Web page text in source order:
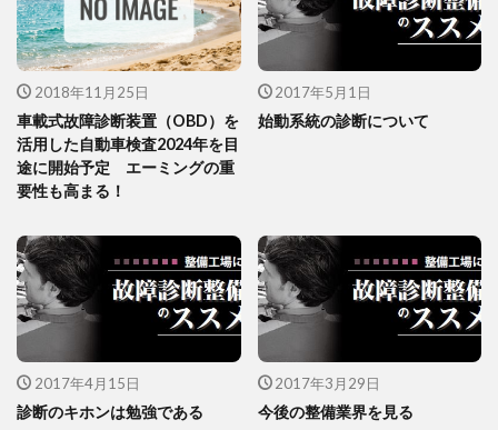
2018年11月25日
車載式故障診断装置（OBD）を
活用した自動車検査2024年を目
途に開始予定 エーミングの重
要性も高まる！
2017年5月1日
始動系統の診断について
2017年4月15日
診断のキホンは勉強である
2017年3月29日
今後の整備業界を見る